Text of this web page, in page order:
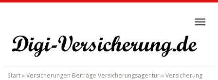
main
content
Start»Versicherungen Beiträge Versicherungsagentur»Versicherung